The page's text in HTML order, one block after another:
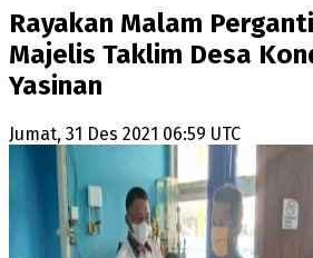
Rayakan Malam
Majelis Taklim Desa
Yasinan
Jumat, 31 Des 2021 06:59 UTC